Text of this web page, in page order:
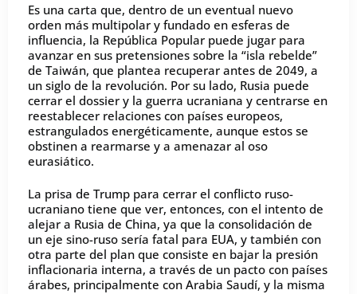
Es una carta que, dentro de un eventual nuevo
orden más multipolar y fundado en esferas de
influencia, la República Popular puede jugar para
avanzar en sus pretensiones sobre la “isla rebelde”
de Taiwán, que plantea recuperar antes de 2049, a
un siglo de la revolución. Por su lado, Rusia puede
cerrar el dossier y la guerra ucraniana y centrarse en
reestablecer relaciones con países europeos,
estrangulados energéticamente, aunque estos se
obstinen a rearmarse y a amenazar al oso
eurasiático.
La prisa de Trump para cerrar el conflicto ruso-
ucraniano tiene que ver, entonces, con el intento de
alejar a Rusia de China, ya que la consolidación de
un eje sino-ruso sería fatal para EUA, y también con
otra parte del plan que consiste en bajar la presión
inflacionaria interna, a través de un pacto con países
árabes, principalmente con Arabia Saudí, y la misma